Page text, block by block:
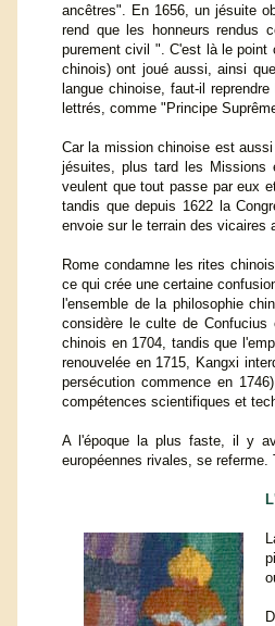
ancêtres". En 1656, un jésuite
rend que les honneurs rendus
purement civil ". C'est là le
chinois) ont joué aussi, ainsi
langue chinoise, faut-il
lettrés, comme "Principe
Car la mission chinoise est
jésuites, plus tard les Missions
veulent que tout passe par eux
tandis que depuis 1622 la
envoie sur le terrain des vicaires
Rome condamne les rites
ce qui crée une certaine
l'ensemble de la philosophie
considère le culte de
chinois en 1704, tandis que
renouvelée en 1715, Kangxi
persécution commence en
compétences scientifiques et
A l'époque la plus faste, il y
européennes rivales, se